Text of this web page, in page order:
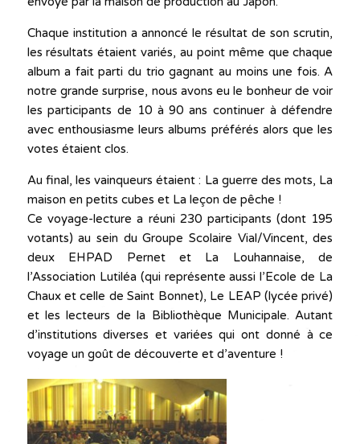
Chaque institution a annoncé le résultat de son scrutin,
les résultats étaient variés, au point même que chaque
album a fait parti du trio gagnant au moins une fois. A
notre grande surprise, nous avons eu le bonheur de voir
les participants de 10 à 90 ans continuer à défendre
avec enthousiasme leurs albums préférés alors que les
votes étaient clos.
Au final, les vainqueurs étaient : La guerre des mots, La
maison en petits cubes et La leçon de pêche !
Ce voyage-lecture a réuni 230 participants (dont 195
votants) au sein du Groupe Scolaire Vial/Vincent, des
deux EHPAD Pernet et La Louhannaise, de
l’Association Lutiléa (qui représente aussi l’Ecole de La
Chaux et celle de Saint Bonnet), Le LEAP (lycée privé)
et les lecteurs de la Bibliothèque Municipale. Autant
d’institutions diverses et variées qui ont donné à ce
voyage un goût de découverte et d’aventure !